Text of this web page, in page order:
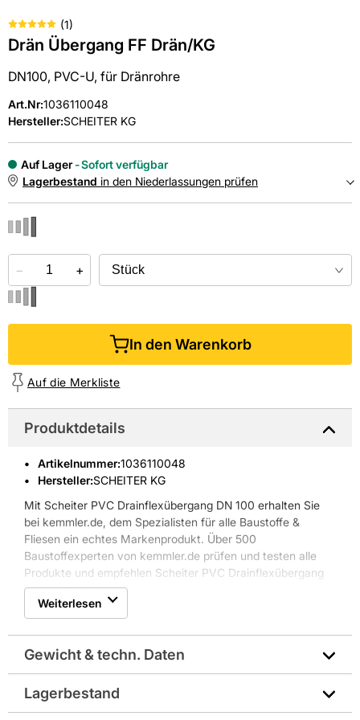
(1)
Drän Übergang FF Drän/KG
DN100, PVC-U, für Dränrohre
Art.Nr:1036110048
Hersteller:SCHEITER KG
Auf Lager
Sofort verfügbar
Lagerbestand in den Niederlassungen prüfen
Online kaufen &kostenlos
− +
In den Warenkorb
Auf die Merkliste
Produktdetails
Artikelnummer:1036110048
Hersteller:SCHEITER KG
Mit Scheiter PVC Drainflexübergang DN 100 erhalten Sie
bei kemmler.de, dem Spezialisten für alle Baustoffe &
Fliesen ein echtes Markenprodukt. Über 500
Baustoffexperten von kemmler.de prüfen und testen alle
Produkte und empfehlen Scheiter PVC Drainflexübergang
DN 100 für den professionellen Einsatz.
Weiterlesen
Gewicht & techn. Daten
Durchmesser - Nennweite DN: DN100
Lagerbestand